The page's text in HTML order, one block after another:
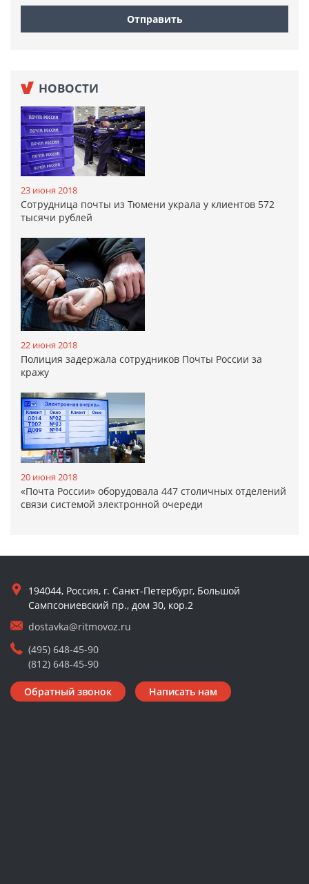
НОВОСТИ
23 июня 2018
Сотрудница почты из Тюмени украла у клиентов 572
тысячи рублей
22 июня 2018
Полиция задержала сотрудников Почты России за
кражу
20 июня 2018
«Почта России» оборудовала 447 столичных отделений
связи системой электронной очереди
194044, Россия, г. Санкт-Петербург, Большой
Сампсониевский пр., дом 30, кор.2
dostavka@ritmovoz.ru
(495) 648-45-90
(812) 648-45-90
Обратный звонок Написать нам